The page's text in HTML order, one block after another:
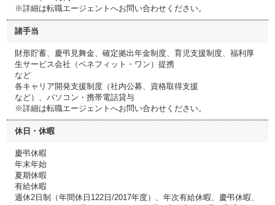
※詳細は転職エージェントへお問い合わせください。
諸手当
財形貯蓄、慶弔見舞金、確定拠出年金制度、育児支援制度、福利厚
生サービス会社（ベネフィット・ワン）提携
など
各キャリア開発支援制度（社内公募、資格取得支援
など）、パソコン・携帯電話貸与
※詳細は転職エージェントへお問い合わせください。
休日・休暇
慶弔休暇
年末年始
夏期休暇
有給休暇
週休2日制（年間休日122日/2017年度）、年次有給休暇、慶弔休暇、